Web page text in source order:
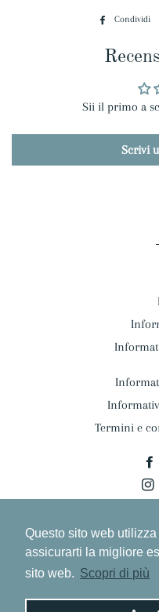
Questo sito web
assicurarti la migliore
sito web. Scopri di più
Condividi
Sii il primo a
Scrivi
Termini e
© 2026,